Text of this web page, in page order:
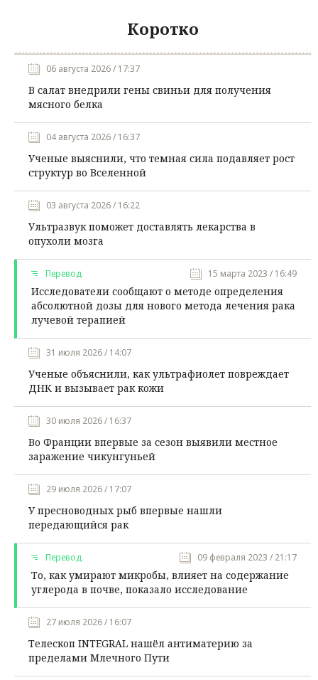
Коротко
06 августа 2026 / 17:37
В салат внедрили гены свиньи для получения
мясного белка
04 августа 2026 / 16:37
Ученые выяснили, что темная сила подавляет рост
структур во Вселенной
03 августа 2026 / 16:22
Ультразвук поможет доставлять лекарства в
опухоли мозга
Перевод 15 марта 2023 / 16:49
Исследователи сообщают о методе определения
абсолютной дозы для нового метода лечения рака
лучевой терапией
31 июля 2026 / 14:07
Ученые объяснили, как ультрафиолет повреждает
ДНК и вызывает рак кожи
30 июля 2026 / 16:37
Во Франции впервые за сезон выявили местное
заражение чикунгуньей
29 июля 2026 / 17:07
У пресноводных рыб впервые нашли
передающийся рак
Перевод 09 февраля 2023 / 21:17
То, как умирают микробы, влияет на содержание
углерода в почве, показало исследование
27 июля 2026 / 16:07
Телескоп INTEGRAL нашёл антиматерию за
пределами Млечного Пути